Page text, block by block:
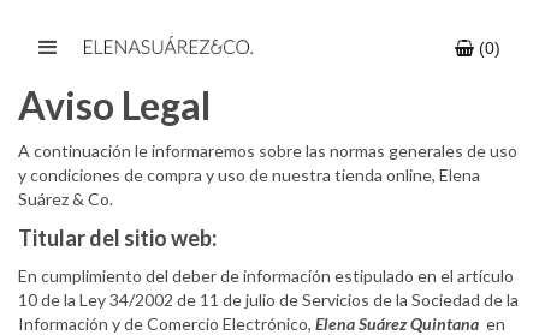
Aviso Legal
A continuación le informaremos sobre las normas generales de uso
y condiciones de compra y uso de nuestra tienda online, Elena
Suárez & Co.
Titular del sitio web:
En cumplimiento del deber de información estipulado en el artículo
10 de la Ley 34/2002 de 11 de julio de Servicios de la Sociedad de la
Información y de Comercio Electrónico, Elena Suárez Quintana en
 (0)